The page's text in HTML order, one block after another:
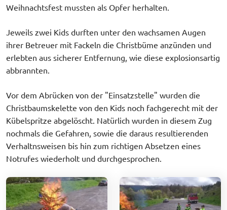
Weihnachtsfest mussten als Opfer herhalten.
Jeweils zwei Kids durften unter den wachsamen Augen
ihrer Betreuer mit Fackeln die Christbüme anzünden und
erlebten aus sicherer Entfernung, wie diese explosionsartig
abbrannten.
Vor dem Abrücken von der "Einsatzstelle" wurden die
Christbaumskelette von den Kids noch fachgerecht mit der
Kübelspritze abgelöscht. Natürlich wurden in diesem Zug
nochmals die Gefahren, sowie die daraus resultierenden
Verhaltnsweisen bis hin zum richtigen Absetzen eines
Notrufes wiederholt und durchgesprochen.